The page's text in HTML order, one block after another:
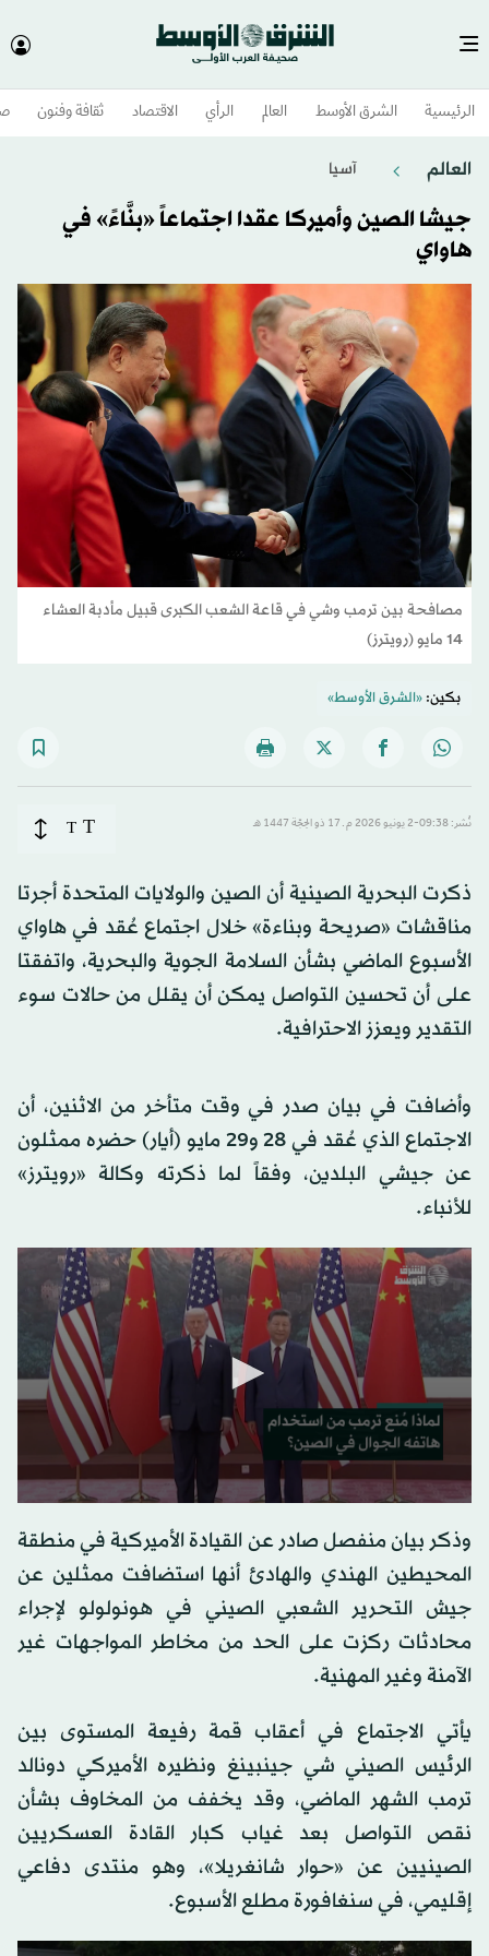
الرئيسية الشرق الأوسط​ العالم الرأي الاقتصاد ثقافة وفنون
العالم آسيا
جيشا الصين وأميركا عقدا اجتماعاً «بنَّاءً» في
هاواي
مصافحة بين ترمب وشي في قاعة الشعب الكبرى قبيل مأدبة العشاء
14 مايو (رويترز)
بكين:«الشرق الأوسط»
نُشر: 09:38-2 يونيو 2026 م ـ 17 ذو الحِجّة 1447 هـ T
T
ذكرت البحرية الصينية أن الصين والولايات المتحدة أجرتا
مناقشات «صريحة وبناءة» خلال اجتماع عُقد في هاواي
الأسبوع الماضي بشأن السلامة الجوية والبحرية، واتفقتا
على أن تحسين التواصل يمكن أن يقلل من حالات سوء
التقدير ويعزز الاحترافية.
وأضافت في بيان صدر في وقت متأخر من الاثنين، أن
الاجتماع الذي عُقد في 28 و29 مايو (أيار) حضره ممثلون
عن جيشي البلدين، وفقاً لما ذكرته وكالة «رويترز»
للأنباء.
seconds
of
seconds
وذكر بيان منفصل صادر عن القيادة الأميركية في منطقة
المحيطين الهندي والهادئ أنها استضافت ممثلين عن
جيش التحرير الشعبي الصيني في هونولولو لإجراء
محادثات ركزت على الحد من مخاطر المواجهات غير
الآمنة وغير المهنية.
يأتي الاجتماع في أعقاب قمة رفيعة المستوى بين
الرئيس الصيني شي جينبينغ ونظيره الأميركي دونالد
ترمب الشهر الماضي، وقد يخفف من المخاوف بشأن
نقص التواصل بعد غياب كبار القادة العسكريين
الصينيين عن «حوار شانغريلا»، وهو منتدى دفاعي
إقليمي، في سنغافورة مطلع الأسبوع.